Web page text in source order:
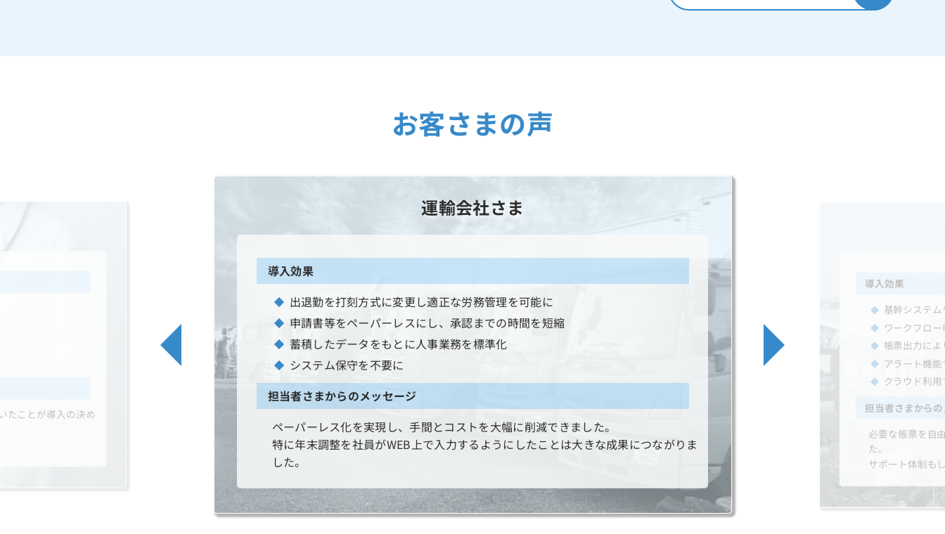
お客さまの声
たことが導入の決め
運輸会社さま
導入効果
出退勤を打刻方式に変更し適正な労務管理を可能に
申請書等をペーパーレスにし、承認までの時間を短縮
蓄積したデータをもとに人事業務を標準化
システム保守を不要に
担当者さまからのメッセージ
ペーパーレス化を実現し、手間とコストを大幅に削減できました。
特に年末調整を社員がWEB上で入力するようにしたことは大きな成果につながりま
した。
導入効果
基幹システ
ワークフロ
帳票出力に
アラート機
クラウド利
担当者さまから
必要な帳票を自
た。
サポート体制も